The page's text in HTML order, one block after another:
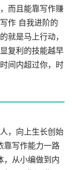
而且能靠写作赚
作 自我进阶的
就是马上行动，
复利的技能越早
间内超过你，时
，向上生长创始
靠写作能力一路
，从小编做到内